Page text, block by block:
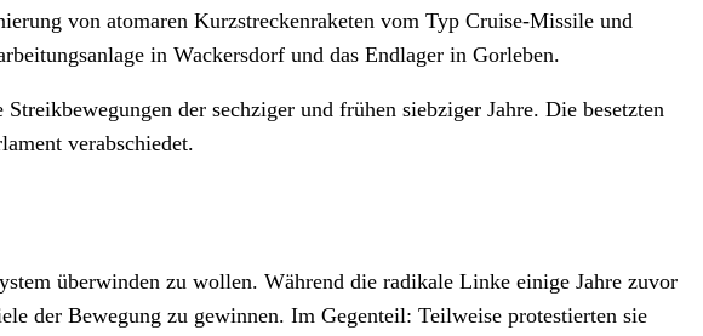
von atomaren Kurzstreckenraketen vom Typ Cruise-Missile und
in Wackersdorf und das Endlager in Gorleben.
der sechziger und frühen siebziger Jahre. Die besetzten
verabschiedet.
überwinden zu wollen. Während die radikale Linke einige Jahre zuvor
der Bewegung zu gewinnen. Im Gegenteil: Teilweise protestierten sie